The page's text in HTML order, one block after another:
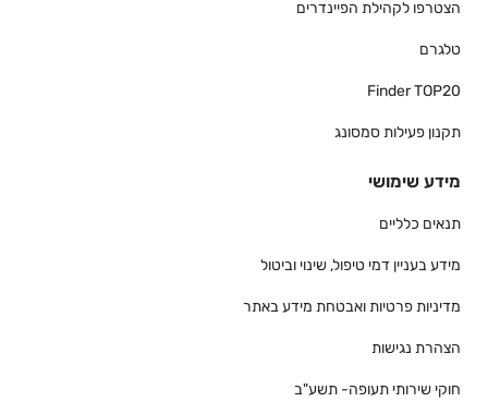
הצטרפו לקהילת הפיינדרים
טלגרם
Finder TOP20
תקנון פעילות סמסונג
מידע שימושי
תנאים כלליים
מידע בעניין דמי טיפול, שינוי וביטול
מדיניות פרטיות ואבטחת מידע באתר
הצהרת נגישות
חוקי שירותי תעופה- תשע"ב